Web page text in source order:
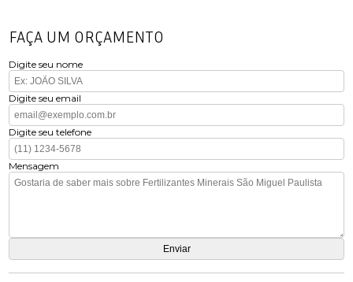
FAÇA UM ORÇAMENTO
Digite seu nome
Digite seu email
Digite seu telefone
Mensagem